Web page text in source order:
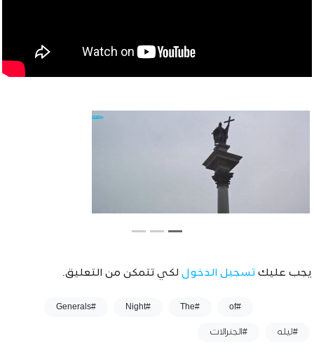
يجب عليك تسجيل الدخول لكي تتمكن من التعليق.
#of
#The
#Night
#Generals
#ليله #الجنرالات